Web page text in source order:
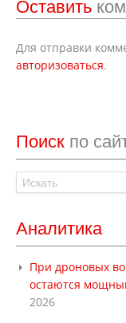
Оставить
Для отправки
авторизоваться.
Поиск по
Аналитика
При дроновых
остаются
2026